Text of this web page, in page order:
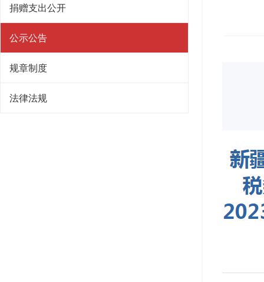
捐赠支出公开
公示公告
规章制度
法律法规